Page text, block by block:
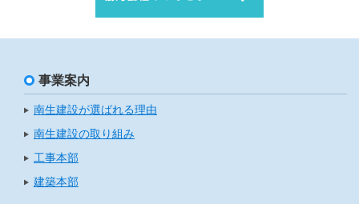
事業案内
南生建設が選ばれる理由
南生建設の取り組み
工事本部
建築本部